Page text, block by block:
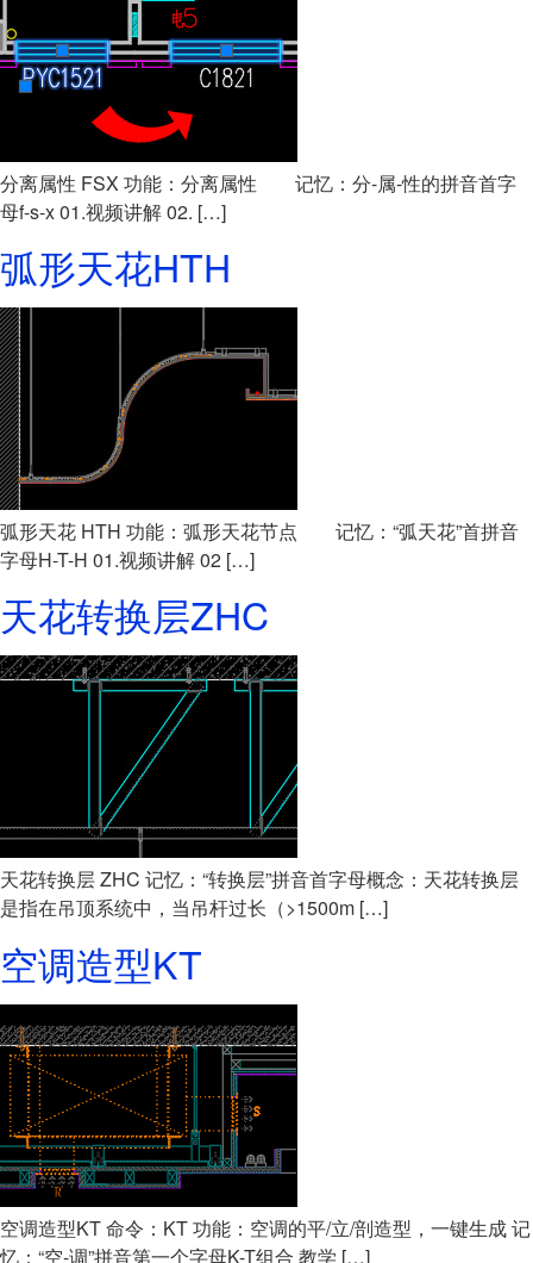
分离属性 FSX 功能：分离属性 记忆：分-属-性的拼音首字
母f-s-x 01.视频讲解 02. […]
弧形天花HTH
弧形天花 HTH 功能：弧形天花节点 记忆：“弧天花”首拼音
字母H-T-H 01.视频讲解 02 […]
天花转换层ZHC
天花转换层 ZHC 记忆：“转换层”拼音首字母概念：天花转换层
是指在吊顶系统中，当吊杆过长（>1500m […]
空调造型KT
空调造型KT 命令：KT 功能：空调的平/立/剖造型，一键生成 记
忆：“空-调”拼音第一个字母K-T组合 教学 […]